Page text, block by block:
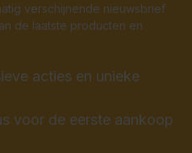
verschijnende nieuwsbrief
de laatste producten en
acties en unieke
voor de eerste aankoop